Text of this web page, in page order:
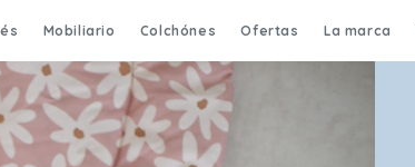
Mobiliario Colchónes Ofertas La marca